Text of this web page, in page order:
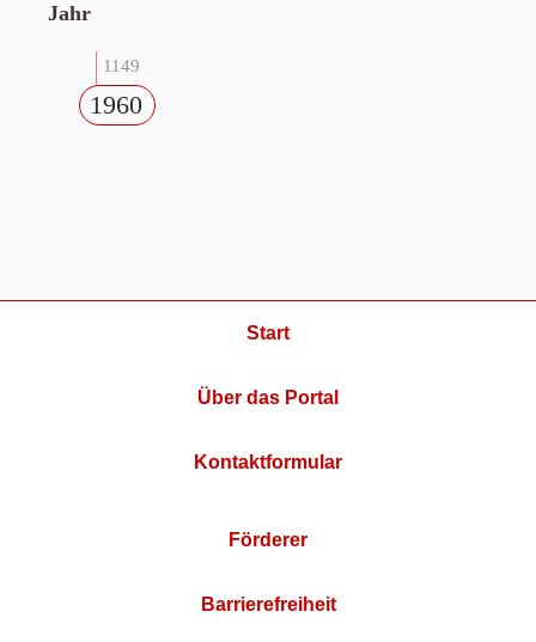
Jahr
1149
1960
Start
Über das Portal
Kontaktformular
Förderer
Barrierefreiheit